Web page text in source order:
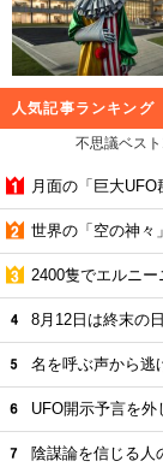
人気記事ランキング
不思議ベスト
月面の「巨大
世界の「空の神々
2400隻でエルニ
8月12日は終末の
名を呼ぶ声から逃
UFO開示予言を外
陰謀論を信じる人